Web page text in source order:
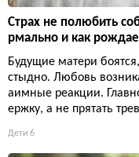
Страх не полюбить
рмально и как
Будущие матери
стыдно. Любовь
аимные реакции.
ержку, а не прятать
Дети 6